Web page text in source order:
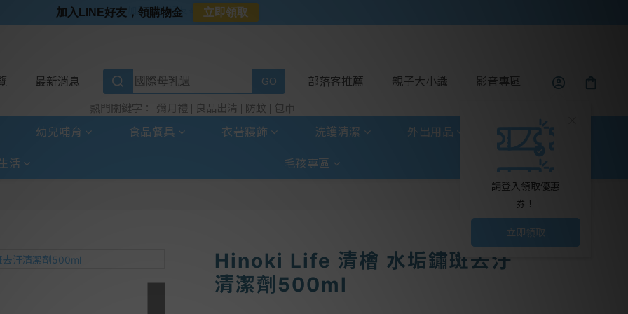
⭐加入LINE好友⭐
⭐超取選全家⭐滿$888贈霜淇淋禮物卡
最新消息
熱門關鍵字： 彌月禮 良品出清 防蚊 包巾
部落客推薦 親子大小識 影音專區
請登入領取優惠
券！
立即領取
幼兒哺育 食品餐具 衣著寢飾 洗護清潔 外出用品 玩具童書
活 毛孩專區
Hinoki Life 清檜 水垢鏽斑去汙
清潔劑500ml
加入LINE好友，領購物金 立即領取